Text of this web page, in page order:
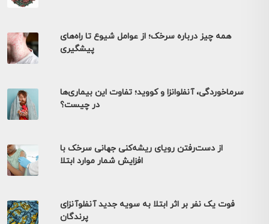
همه چیز درباره سرخک؛ از عوامل شیوع تا راه‌های
پیشگیری
سرماخوردگی، آنفلوانزا و کووید؛ تفاوت این بیماری‌ها
در چیست؟
از دست‌رفتن رویای ریشه‌کنی جهانی سرخک با
افزایش شمار موارد ابتلا
فوت یک نفر بر اثر ابتلا به سویه جدید آنفلوآنزای
پرندگان